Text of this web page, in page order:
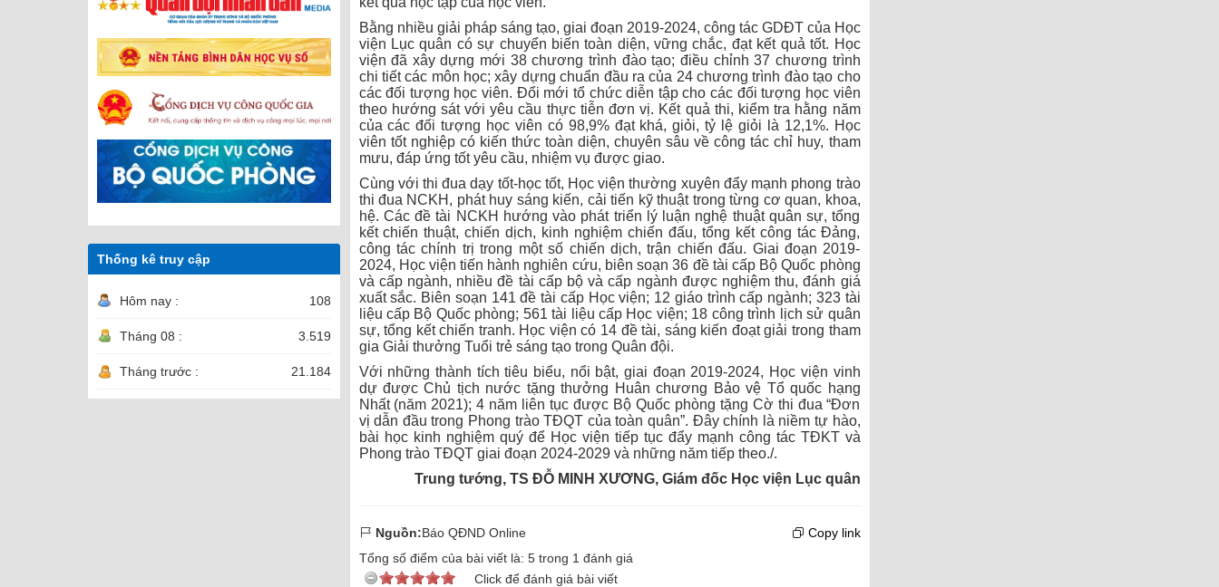
Thống kê truy cập
Hôm nay : 108
Tháng 08 : 3.519
Tháng trước : 21.184
Bằng nhiều giải pháp sáng tạo, giai đoạn 2019-2024, công tác GDĐT của Học
viện Lục quân có sự chuyển biến toàn diện, vững chắc, đạt kết quả tốt. Học
viện đã xây dựng mới 38 chương trình đào tạo; điều chỉnh 37 chương trình
chi tiết các môn học; xây dựng chuẩn đầu ra của 24 chương trình đào tạo cho
các đối tượng học viên. Đổi mới tổ chức diễn tập cho các đối tượng học viên
theo hướng sát với yêu cầu thực tiễn đơn vị. Kết quả thi, kiểm tra hằng năm
của các đối tượng học viên có 98,9% đạt khá, giỏi, tỷ lệ giỏi là 12,1%. Học
viên tốt nghiệp có kiến thức toàn diện, chuyên sâu về công tác chỉ huy, tham
mưu, đáp ứng tốt yêu cầu, nhiệm vụ được giao.
Cùng với thi đua dạy tốt-học tốt, Học viện thường xuyên đẩy mạnh phong trào
thi đua NCKH, phát huy sáng kiến, cải tiến kỹ thuật trong từng cơ quan, khoa,
hệ. Các đề tài NCKH hướng vào phát triển lý luận nghệ thuật quân sự, tổng
kết chiến thuật, chiến dịch, kinh nghiệm chiến đấu, tổng kết công tác Đảng,
công tác chính trị trong một số chiến dịch, trận chiến đấu. Giai đoạn 2019-
2024, Học viện tiến hành nghiên cứu, biên soạn 36 đề tài cấp Bộ Quốc phòng
và cấp ngành, nhiều đề tài cấp bộ và cấp ngành được nghiệm thu, đánh giá
xuất sắc. Biên soạn 141 đề tài cấp Học viện; 12 giáo trình cấp ngành; 323 tài
liệu cấp Bộ Quốc phòng; 561 tài liệu cấp Học viện; 18 công trình lịch sử quân
sự, tổng kết chiến tranh. Học viện có 14 đề tài, sáng kiến đoạt giải trong tham
gia Giải thưởng Tuổi trẻ sáng tạo trong Quân đội.
Với những thành tích tiêu biểu, nổi bật, giai đoạn 2019-2024, Học viện vinh
dự được Chủ tịch nước tặng thưởng Huân chương Bảo vệ Tổ quốc hạng
Nhất (năm 2021); 4 năm liên tục được Bộ Quốc phòng tặng Cờ thi đua “Đơn
vị dẫn đầu trong Phong trào TĐQT của toàn quân”. Đây chính là niềm tự hào,
bài học kinh nghiệm quý để Học viện tiếp tục đẩy mạnh công tác TĐKT và
Phong trào TĐQT giai đoạn 2024-2029 và những năm tiếp theo./.
Trung tướng, TS ĐỖ MINH XƯƠNG, Giám đốc Học viện Lục quân
Nguồn:Báo QĐND Online
Copy link
Tổng số điểm của bài viết là: 5trong 1 đánh giá
Click để đánh giá bài viết